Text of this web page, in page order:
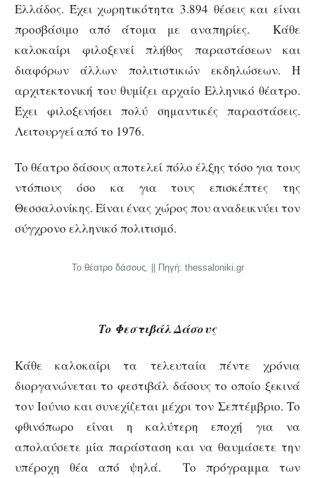
Ελλάδος. Έχει χωρητικότητα 3.894 θέσεις και είναι
προσβάσιμο από άτομα με αναπηρίες. Κάθε
καλοκαίρι φιλοξενεί πλήθος παραστάσεων και
διαφόρων άλλων πολιτιστικών εκδηλώσεων. Η
αρχιτεκτονική του θυμίζει αρχαίο Ελληνικό θέατρο.
Έχει φιλοξενήσει πολύ σημαντικές παραστάσεις.
Λειτουργεί από το 1976.
Το θέατρο δάσους αποτελεί πόλο έλξης τόσο για τους
ντόπιους όσο κα για τους επισκέπτες της
Θεσσαλονίκης. Είναι ένας χώρος που αναδεικνύει τον
σύγχρονο ελληνικό πολιτισμό.
Το θέατρο δάσους. || Πηγή: thessaloniki.gr
Το Φεστιβάλ Δάσους
Κάθε καλοκαίρι τα τελευταία πέντε χρόνια
διοργανώνεται το φεστιβάλ δάσους το οποίο ξεκινά
τον Ιούνιο και συνεχίζεται μέχρι τον Σεπτέμβριο. Το
φθινόπωρο είναι η καλύτερη εποχή για να
απολαύσετε μία παράσταση και να θαυμάσετε την
υπέροχη θέα από ψηλά. Το πρόγραμμα των